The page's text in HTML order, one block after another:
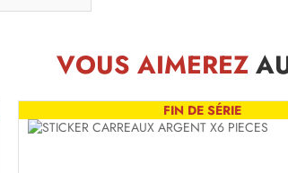
VOUS AIMEREZ
FIN DE SÉRIE